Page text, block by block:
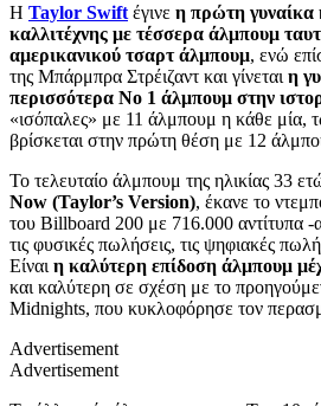
Η Taylor Swift έγινε η πρώτη γυναίκα
καλλιτέχνης με τέσσερα άλμπουμ
αμερικανικού τσαρτ άλμπουμ, ενώ
της Μπάρμπρα Στρέιζαντ και γίνεται η
περισσότερα Νο 1 άλμπουμ στην
«ισόπαλες» με 11 άλμπουμ η κάθε
βρίσκεται στην πρώτη θέση με 12
Το τελευταίο άλμπουμ της ηλικίας 33
Now (Taylor’s Version), έκανε το
του Billboard 200 με 716.000 αντίτυπα -
τις φυσικές πωλήσεις, τις ψηφιακές
Είναι η καλύτερη επίδοση άλμπουμ
και καλύτερη σε σχέση με το
Midnights, που κυκλοφόρησε τον
Advertisement
Advertisement